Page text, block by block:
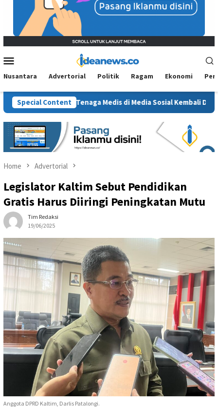
Menu
Nusantara Advertorial Politik Ragam Ekonomi
Special Content
Etika Tenaga Medis di Media Sosial Kembali Dipertanyakan
Home Advertorial
Legislator Kaltim Sebut Pendidikan
Gratis Harus Diiringi Peningkatan Mutu
Tim Redaksi
19/06/2025
Anggota DPRD Kaltim, Darlis Patalongi.